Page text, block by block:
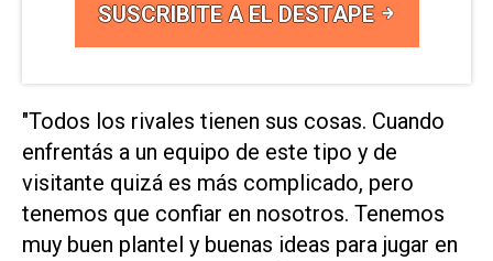
SUSCRIBITE A EL DESTAPE
"Todos los rivales tienen sus cosas. Cuando
enfrentás a un equipo de este tipo y de
visitante quizá es más complicado, pero
tenemos que confiar en nosotros. Tenemos
muy buen plantel y buenas ideas para jugar en